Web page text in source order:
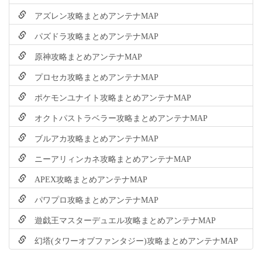
アズレン攻略まとめアンテナMAP
パズドラ攻略まとめアンテナMAP
原神攻略まとめアンテナMAP
プロセカ攻略まとめアンテナMAP
ポケモンユナイト攻略まとめアンテナMAP
オクトパストラベラー攻略まとめアンテナMAP
ブルアカ攻略まとめアンテナMAP
ニーアリィンカネ攻略まとめアンテナMAP
APEX攻略まとめアンテナMAP
パワプロ攻略まとめアンテナMAP
遊戯王マスターデュエル攻略まとめアンテナMAP
幻塔(タワーオブファンタジー)攻略まとめアンテナMAP